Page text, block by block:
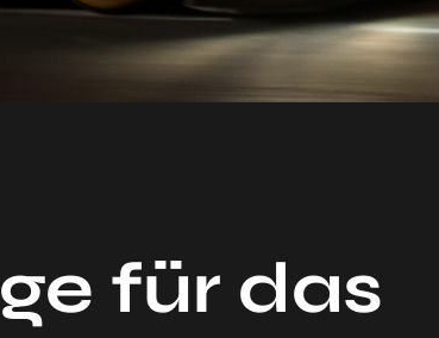
für das